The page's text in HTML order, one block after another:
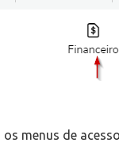
menus de